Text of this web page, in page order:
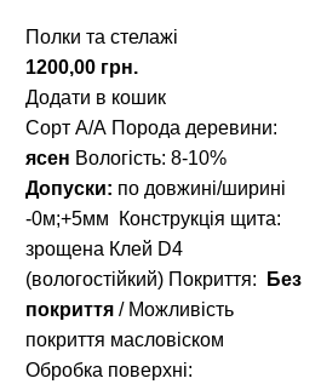
Полки та стелажі
1200,00 грн.
Додати в кошик
Сорт А/А Порода деревини:
ясен Вологість: 8-10%
Допуски: по довжині/ширині
-0м;+5мм
Конструкція щита:
зрощена Клей D4
(вологостійкий) Покриття:
Без
покриття/ Можливість
покриття масловіском
Обробка поверхні: